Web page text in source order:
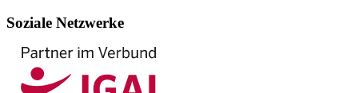
Soziale Netzwerke